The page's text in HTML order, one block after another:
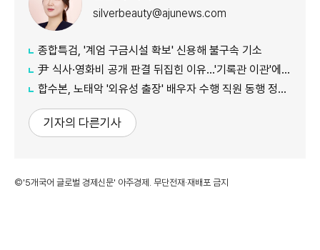
silverbeauty@ajunews.com
종합특검, '계엄 구금시설 확보' 신용해 불구속 기소
尹 식사·영화비 공개 판결 뒤집힌 이유…'기록관 이관'에 소송 실익 쟁점
합수본, 노태악 '외유성 출장' 배우자 수행 직원 동행 정황 포착
기자의 다른기사
©'5개국어 글로벌 경제신문' 아주경제. 무단전재·재배포 금지